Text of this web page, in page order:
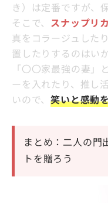
き）は定番ですが、
そこで、 スナップリ
真をコラージュした
置したりするのはい
「〇〇家最強の妻」
ーを入れたり、推し
いので、笑いと感動
まとめ：二人の門
トを贈ろう